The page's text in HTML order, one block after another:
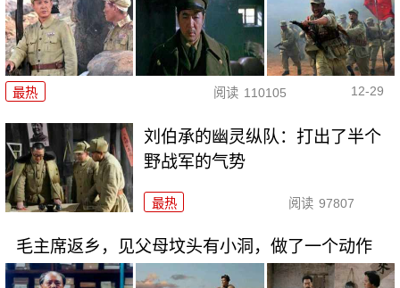
最热 阅读 110105 12-29
刘伯承的幽灵纵队：打出了半个
野战军的气势
最热 阅读 97807
毛主席返乡，见父母坟头有小洞，做了一个动作